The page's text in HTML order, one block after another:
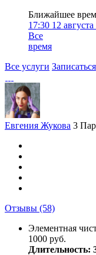
Ближайшее
17:30 12 августа
Все
время
Все услуги Записаться
Евгения Жукова 3
Отзывы (58)
Элементная
1000 руб.
Длительность: